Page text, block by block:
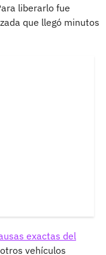
liberarlo fue
que llegó minutos
exactas del
vehículos